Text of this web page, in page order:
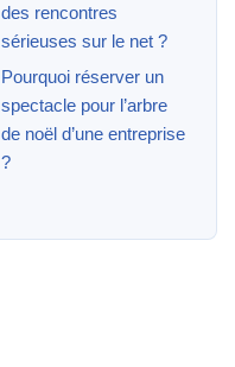
des rencontres
sérieuses sur le net ?
Pourquoi réserver un
spectacle pour l’arbre
de noël d’une entreprise
?